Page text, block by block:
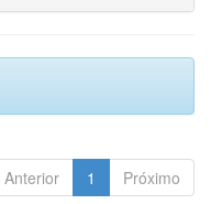
Anterior 1 Próximo